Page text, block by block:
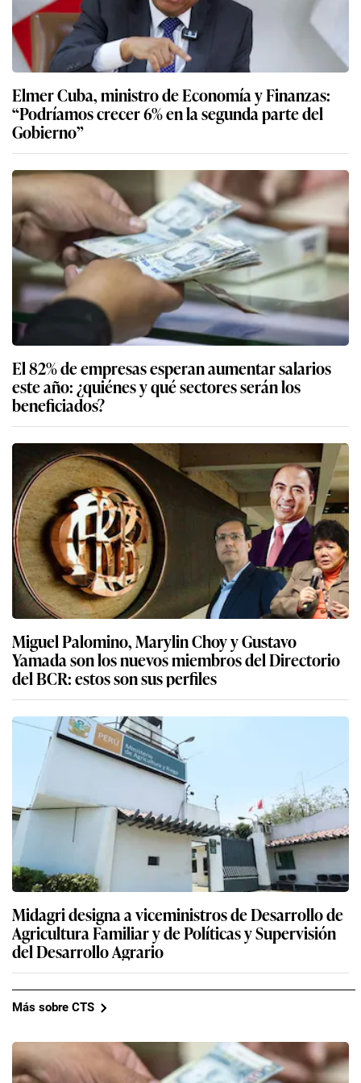
Elmer Cuba, ministro de Economía y Finanzas:
“Podríamos crecer 6% en la segunda parte del
Gobierno”
El 82% de empresas esperan aumentar salarios
este año: ¿quiénes y qué sectores serán los
beneficiados?
Miguel Palomino, Marylin Choy y Gustavo
Yamada son los nuevos miembros del Directorio
del BCR: estos son sus perfiles
Midagri designa a viceministros de Desarrollo de
Agricultura Familiar y de Políticas y Supervisión
del Desarrollo Agrario
Más sobre CTS